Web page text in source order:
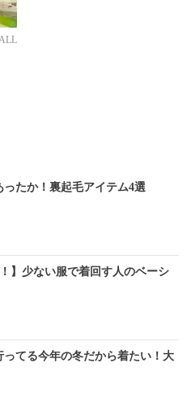
たか！裏起毛アイテム4選
】少ない服で着回す人のベーシ
ってる今年の冬だから着たい！大